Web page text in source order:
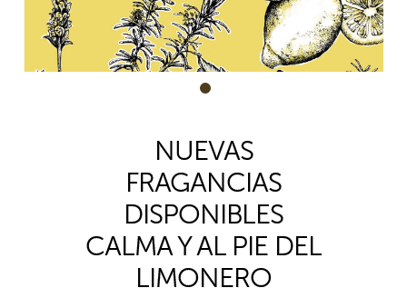
1
NUEVAS
FRAGANCIAS
DISPONIBLES
CALMA Y AL PIE DEL
LIMONERO